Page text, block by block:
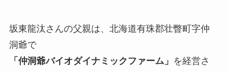
坂東龍汰さんの父親は、北海道有珠郡壮瞥町字仲
洞爺で
「仲洞爺バイオダイナミックファーム」 を経営さ